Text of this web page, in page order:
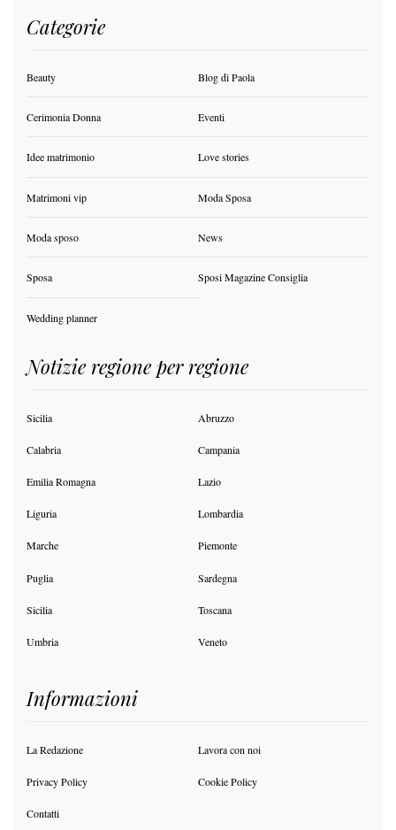
Categorie
Beauty Blog di Paola
Cerimonia Donna Eventi
Idee matrimonio Love stories
Matrimoni vip Moda Sposa
Moda sposo News
Sposa Sposi Magazine Consiglia
Wedding planner
Notizie regione per regione
Sicilia Abruzzo
Calabria Campania
Emilia Romagna Lazio
Liguria Lombardia
Marche Piemonte
Puglia Sardegna
Sicilia Toscana
Umbria Veneto
Informazioni
La Redazione Lavora con noi
Privacy Policy Cookie Policy
Contatti